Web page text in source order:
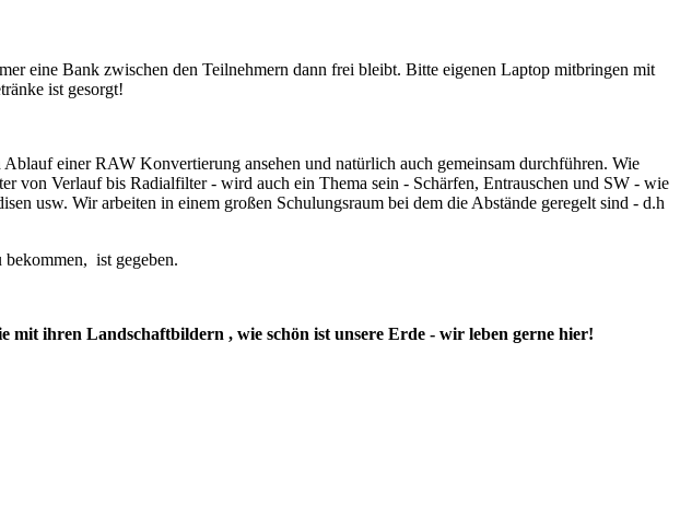
eine Bank zwischen den Teilnehmern dann frei bleibt. Bitte eigenen Laptop mitbringen mit
ist gesorgt!
einer RAW Konvertierung ansehen und natürlich auch gemeinsam durchführen. Wie
von Verlauf bis Radialfilter - wird auch ein Thema sein - Schärfen, Entrauschen und SW - wie
usw. Wir arbeiten in einem großen Schulungsraum bei dem die Abstände geregelt sind - d.h
ist gegeben.
mit ihren Landschaftbildern , wie schön ist unsere Erde - wir leben gerne hier!